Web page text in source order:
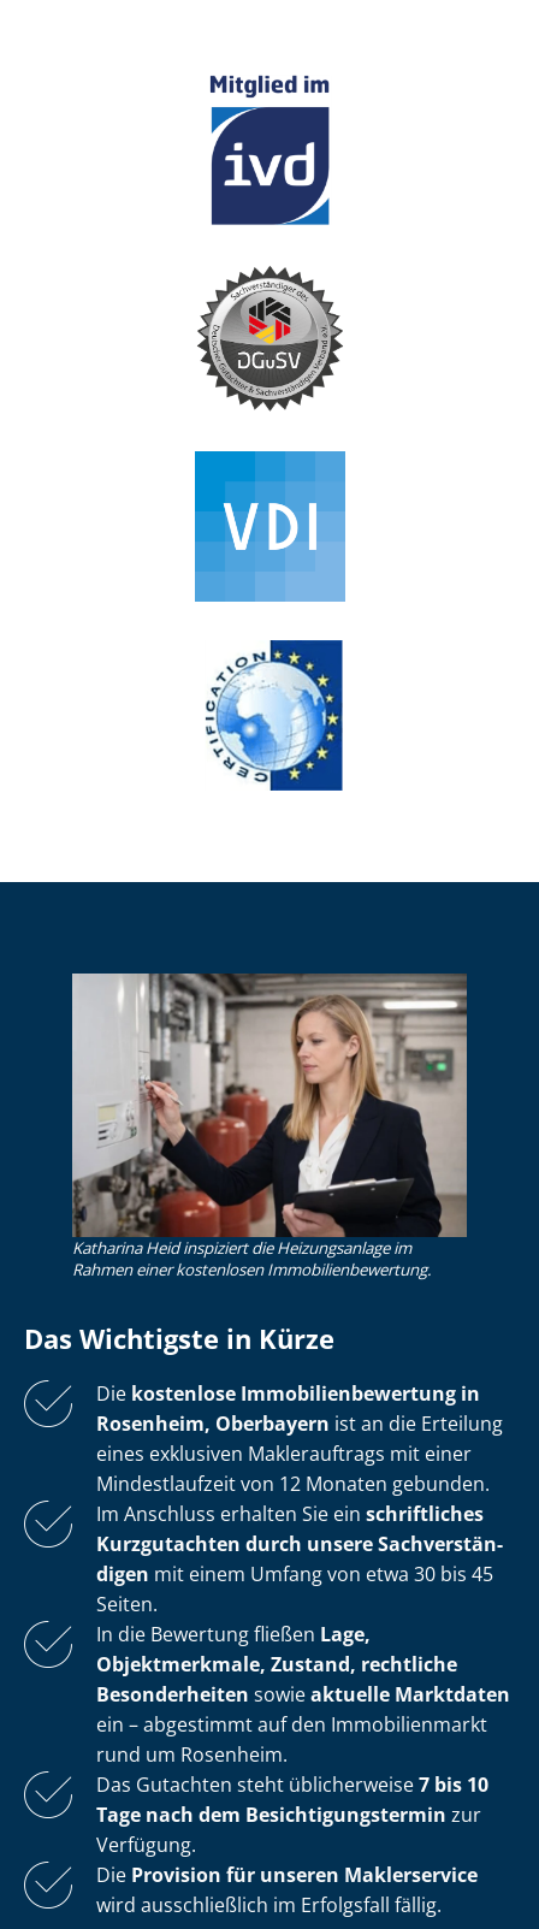
Katharina Heid inspiziert die Heizungsanlage im
Rahmen einer kostenlosen Im­mo­bi­li­en­be­wer­tung.
Das Wichtigste in Kürze
Die kostenlose Im­mo­bi­li­en­be­wer­tung in
Rosenheim, Oberbayern ist an die Erteilung
eines exklusiven Maklerauftrags mit einer
Mindestlaufzeit von 12 Monaten gebunden.
Im Anschluss erhalten Sie ein schriftliches
Kurzgutachten durch unsere Sach­ver­stän­
di­gen mit einem Umfang von etwa 30 bis 45
Seiten.
In die Bewertung fließen Lage,
Objektmerkmale, Zustand, rechtliche
Besonderheiten sowieaktuelle Marktdaten
ein – abgestimmt auf den Immobilienmarkt
rund um Rosenheim.
Das Gutachten steht üblicherweise7 bis 10
Tage nach dem Be­sich­ti­gungs­ter­min zur
Verfügung.
Die Provision für unseren Maklerservice
wird ausschließlich im Erfolgsfall fällig.